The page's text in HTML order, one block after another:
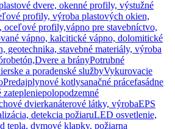
dvere, okenné profily, výstužné
profily, výroba plastových okien,
oceľové profily,vápno pre stavebníctvo,
vápno, kalcitické vápno, dolomitické
geotechnika, stavebné materiály, výroba
Dvere a brányPotrubné
a poradenské službyVykurovacie
Predajplynové kotlysanačné prácefasádne
zatepleniepolopodzemné
dvierkanáterové látky, výrobaEPS
detekcia požiaruLED osvetlenie,
tepla, dymové klapky. požiarna